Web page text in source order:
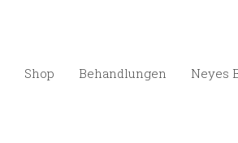
Shop Behandlungen Neyes